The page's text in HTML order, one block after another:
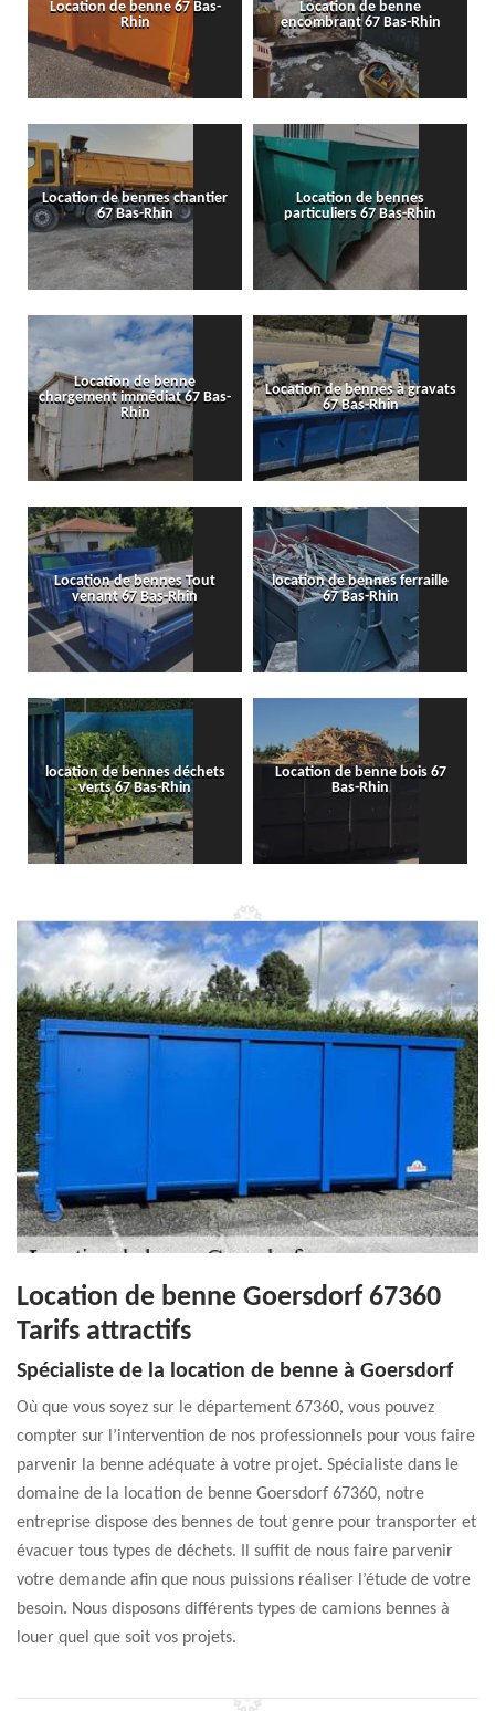
Location de benne 67 Bas-
Rhin
Location de benne
encombrant 67 Bas-Rhin
Location de bennes chantier
67 Bas-Rhin
Location de bennes
particuliers 67 Bas-Rhin
Location de benne
chargement immédiat 67 Bas-
Rhin
Location de bennes à gravats
67 Bas-Rhin
Location de bennes Tout
venant 67 Bas-Rhin
location de bennes ferraille
67 Bas-Rhin
location de bennes déchets
verts 67 Bas-Rhin
Location de benne bois 67
Bas-Rhin
Location de benne Goersdorf 67360
Tarifs attractifs
Spécialiste de la location de benne à Goersdorf
Où que vous soyez sur le département 67360, vous pouvez
compter sur l’intervention de nos professionnels pour vous faire
parvenir la benne adéquate à votre projet. Spécialiste dans le
domaine de la location de benne Goersdorf 67360, notre
entreprise dispose des bennes de tout genre pour transporter et
évacuer tous types de déchets. Il suffit de nous faire parvenir
votre demande afin que nous puissions réaliser l’étude de votre
besoin. Nous disposons différents types de camions bennes à
louer quel que soit vos projets.